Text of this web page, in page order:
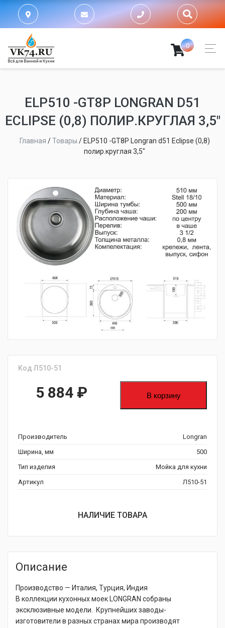
0
ELP510 -GT8P LONGRAN D51
ECLIPSE (0,8) ПОЛИР.КРУГЛАЯ 3,5"
Главная /Товары / ELP510 -GT8P Longran d51 Eclipse (0,8)
полир.круглая 3,5"
Код Л510-51
5 884 ₽ В корзину
Производитель
Longran
Ширина, мм
500
Тип изделия
Мойка для кухни
Артикул
Л510-51
НАЛИЧИЕ ТОВАРА
Описание
Производство — Италия, Турция, Индия
В коллекции кухонных моек LONGRAN собраны
эксклюзивные модели. Крупнейших заводы-
изготовители в разных странах мира производят